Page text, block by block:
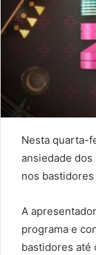
Nesta quarta-
ansiedade
nos bastidores
A
programa e
bastidores até